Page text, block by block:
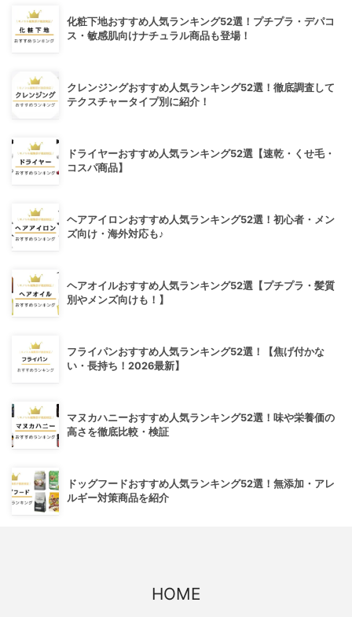
化粧下地おすすめ人気ランキング52選！プチプラ・デパコ
ス・敏感肌向けナチュラル商品も登場！
クレンジングおすすめ人気ランキング52選！徹底調査して
テクスチャータイプ別に紹介！
ドライヤーおすすめ人気ランキング52選【速乾・くせ毛・
コスパ商品】
ヘアアイロンおすすめ人気ランキング52選！初心者・メン
ズ向け・海外対応も♪
ヘアオイルおすすめ人気ランキング52選【プチプラ・髪質
別やメンズ向けも！】
フライパンおすすめ人気ランキング52選！【焦げ付かな
い・長持ち！2026最新】
マヌカハニーおすすめ人気ランキング52選！味や栄養価の
高さを徹底比較・検証
ドッグフードおすすめ人気ランキング52選！無添加・アレ
ルギー対策商品を紹介
HOME